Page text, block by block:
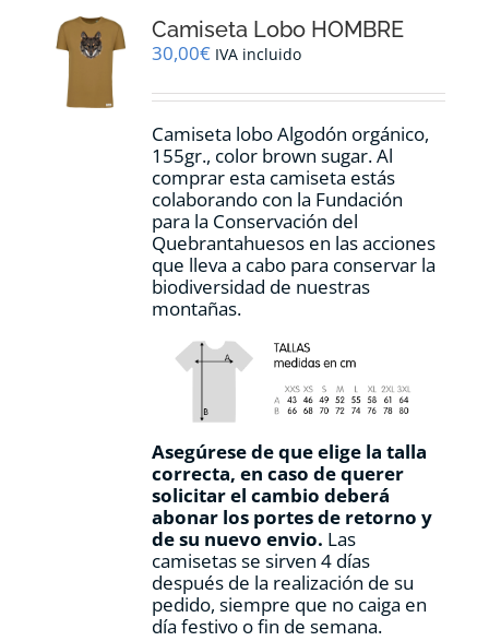
se
pueden
en
página
de
producto
Camiseta Lobo HOMBRE
30,00€ IVA incluido
Camiseta lobo Algodón orgánico,
155gr., color brown sugar.Al
comprar esta camiseta estás
colaborando con la Fundación
para la Conservación del
Quebrantahuesos en las acciones
que lleva a cabo para conservar la
biodiversidad de nuestras
montañas.
Asegúrese de que elige la talla
correcta, en caso de querer
solicitar el cambio deberá
abonar los portes de retorno y
de su nuevo envio. Las
camisetas se sirven 4 días
después de la realización de su
pedido, siempre que no caiga en
día festivo o fin de semana.